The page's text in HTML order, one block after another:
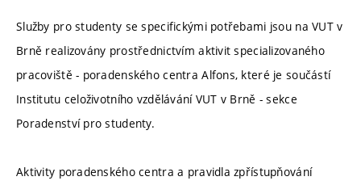
Služby pro studenty se specifickými potřebami jsou na VUT v
Brně realizovány prostřednictvím aktivit specializovaného
pracoviště - poradenského centra Alfons, které je součástí
Institutu celoživotního vzdělávání VUT v Brně - sekce
Poradenství pro studenty.
Aktivity poradenského centra a pravidla zpřístupňování